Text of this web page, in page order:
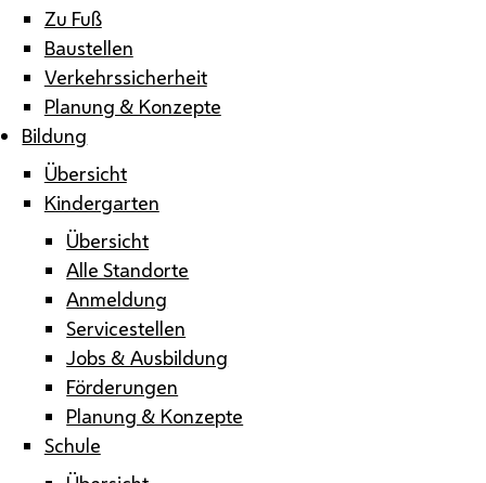
Zu Fuß
Baustellen
Verkehrssicherheit
Planung & Konzepte
Bildung
Übersicht
Kindergarten
Übersicht
Alle Standorte
Anmeldung
Servicestellen
Jobs & Ausbildung
Förderungen
Planung & Konzepte
Schule